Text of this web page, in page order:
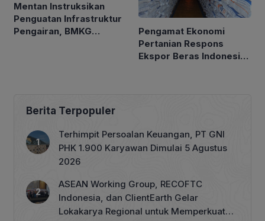
Mentan Instruksikan
Penguatan Infrastruktur
Pengairan, BMKG
Pengamat Ekonomi
Pertanian Respons
Ekspor Beras Indonesia
Berita Terpopuler
Terhimpit Persoalan Keuangan, PT GNI
PHK 1.900 Karyawan Dimulai 5 Agustus
2026
ASEAN Working Group, RECOFTC
Indonesia, dan ClientEarth Gelar
Lokakarya Regional untuk Memperkuat